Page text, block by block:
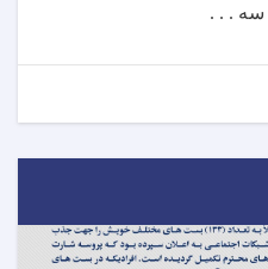
سه . . .